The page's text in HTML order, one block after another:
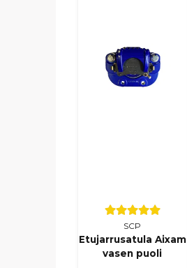
SCP
Etujarrusatula Aixam
vasen puoli